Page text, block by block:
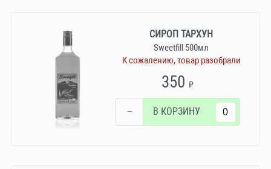
СИРОП ТАРХУН
Sweetfill 500мл
К сожалению, товар разобрали
350₽
− В КОРЗИНУ